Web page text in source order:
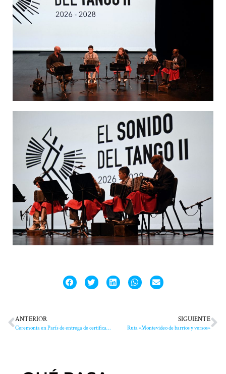
ANTERIOR
Ceremonia en París de entrega de certificado de designación al nuevo Geoparque Manantiales Serranos
SIGUIENTE
Ruta «Montevideo de barrios y versos»